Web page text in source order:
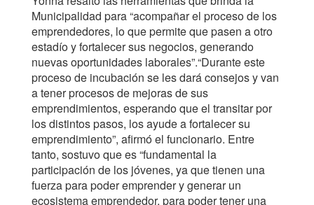
Municipalidad para “acompañar el proceso de los
emprendedores, lo que permite que pasen a otro
estadío y fortalecer sus negocios, generando
nuevas oportunidades laborales”.“Durante este
proceso de incubación se les dará consejos y van
a tener procesos de mejoras de sus
emprendimientos, esperando que el transitar por
los distintos pasos, los ayude a fortalecer su
emprendimiento”, afirmó el funcionario. Entre
tanto, sostuvo que es “fundamental la
participación de los jóvenes, ya que tienen una
fuerza para poder emprender y generar un
ecosistema emprendedor, para poder tener una